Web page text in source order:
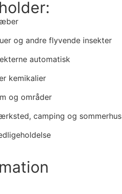
og andre flyvende insekter
automatisk
kemikalier
og områder
camping og sommerhus